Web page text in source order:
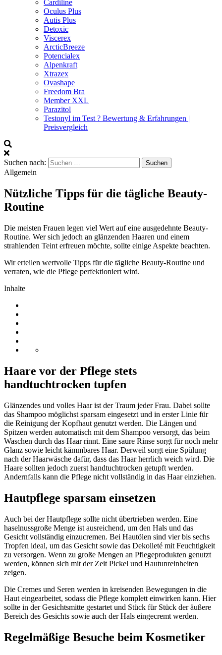
Cardiline
Oculus Plus
Autis Plus
Detoxic
Viscerex
ArcticBreeze
Potencialex
Alpenkraft
Xtrazex
Ovashape
Freedom Bra
Member XXL
Parazitol
Testonyl im Test ? Bewertung & Erfahrungen |
Preisvergleich
Suchen nach:
Allgemein
Nützliche Tipps für die tägliche Beauty-
Routine
Die meisten Frauen legen viel Wert auf eine ausgedehnte Beauty-
Routine. Wer sich jedoch an glänzenden Haaren und einem
strahlenden Teint erfreuen möchte, sollte einige Aspekte beachten.
Wir erteilen wertvolle Tipps für die tägliche Beauty-Routine und
verraten, wie die Pflege perfektioniert wird.
Inhalte
Haare vor der Pflege stets
handtuchtrocken tupfen
Glänzendes und volles Haar ist der Traum jeder Frau. Dabei sollte
das Shampoo möglichst sparsam eingesetzt und in erster Linie für
die Reinigung der Kopfhaut genutzt werden. Die Längen und
Spitzen werden automatisch mit dem Shampoo versorgt, das beim
Waschen durch das Haar rinnt. Eine saure Rinse sorgt für noch mehr
Glanz sowie leicht kämmbares Haar. Derweil sorgt eine Spülung
nach der Haarwäsche dafür, dass das Haar herrlich weich wird. Die
Haare sollten jedoch zuerst handtuchtrocken getupft werden.
Andernfalls kann die Pflege nicht vollständig in das Haar einziehen.
Hautpflege sparsam einsetzen
Auch bei der Hautpflege sollte nicht übertrieben werden. Eine
haselnussgroße Menge ist ausreichend, um den Hals und das
Gesicht vollständig einzucremen. Bei Hautölen sind vier bis sechs
Tropfen ideal, um das Gesicht sowie das Dekolleté mit Feuchtigkeit
zu versorgen. Wenn zu große Mengen an Pflegeprodukten genutzt
werden, können sich mit der Zeit Pickel und Hautunreinheiten
zeigen.
Die Cremes und Seren werden in kreisenden Bewegungen in die
Haut eingearbeitet, sodass die Pflege komplett einwirken kann. Hier
sollte in der Gesichtsmitte gestartet und Stück für Stück der äußere
Bereich des Gesichts sowie auch der Hals eingecremt werden.
Regelmäßige Besuche beim Kosmetiker